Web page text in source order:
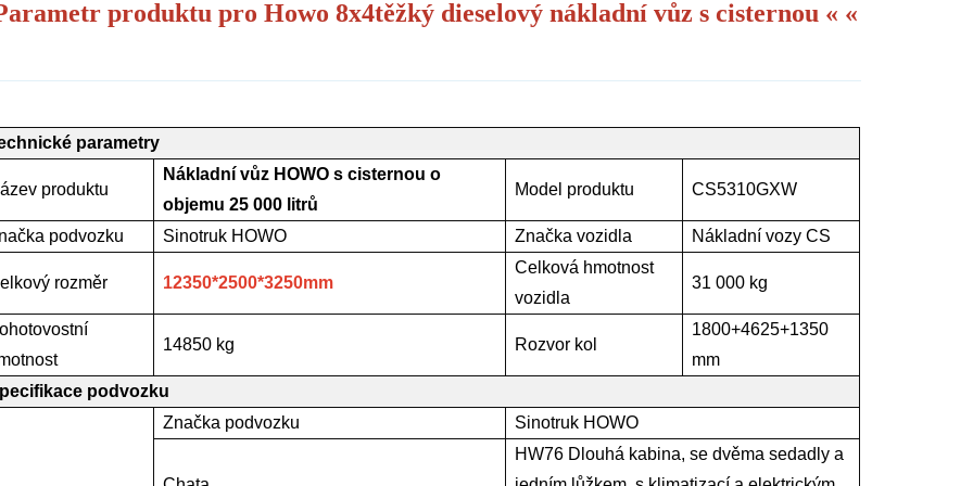
produktu pro Howo 8x4těžký dieselový nákladní vůz s cisternou « «
parametry
produktu
Nákladní vůz HOWO s cisternou o
objemu 25 000 litrů
Model produktu CS5310GXW
podvozku Sinotruk HOWO Značka vozidla Nákladní vozy CS
rozměr 12350*2500*3250mm
Celková hmotnost
vozidla
31 000 kg
14850 kg Rozvor kol
1800+4625+1350
mm
podvozku
Značka podvozku
Sinotruk HOWO
HW76 Dlouhá kabina, se dvěma sedadly a